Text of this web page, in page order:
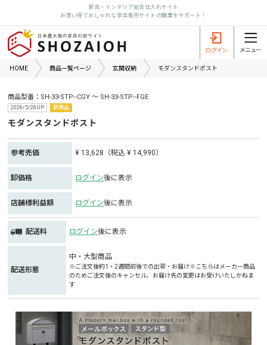
家具・インテリア総合仕入れサイト
お買い得でおしゃれな家具販売サイトの開業をサポート！
HOME 商品一覧ページ 玄関収納 モダンスタンドポスト
商品型番：SH-33-STP--CGY ～ SH-33-STP--FGE
2026/5/26UP 新商品
モダンスタンドポスト
参考売価 ¥ 13,628（税込 ¥ 14,990）
卸価格 ログイン後に表示
店舗様利益額 ログイン後に表示
配送料 ログイン後に表示
配送形態
中・大型商品
※ご注文後約1・2週間前後での出荷・お届け※こちらはメーカー商品
のためご注文後のキャンセル、お届け先の変更はお受けいたしかねま
す